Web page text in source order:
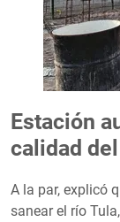
Estación
calidad
A la par, explicó
sanear el río